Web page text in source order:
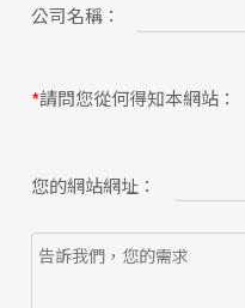
公司名稱：
*請問您從何得知本網站：
您的網站網址：